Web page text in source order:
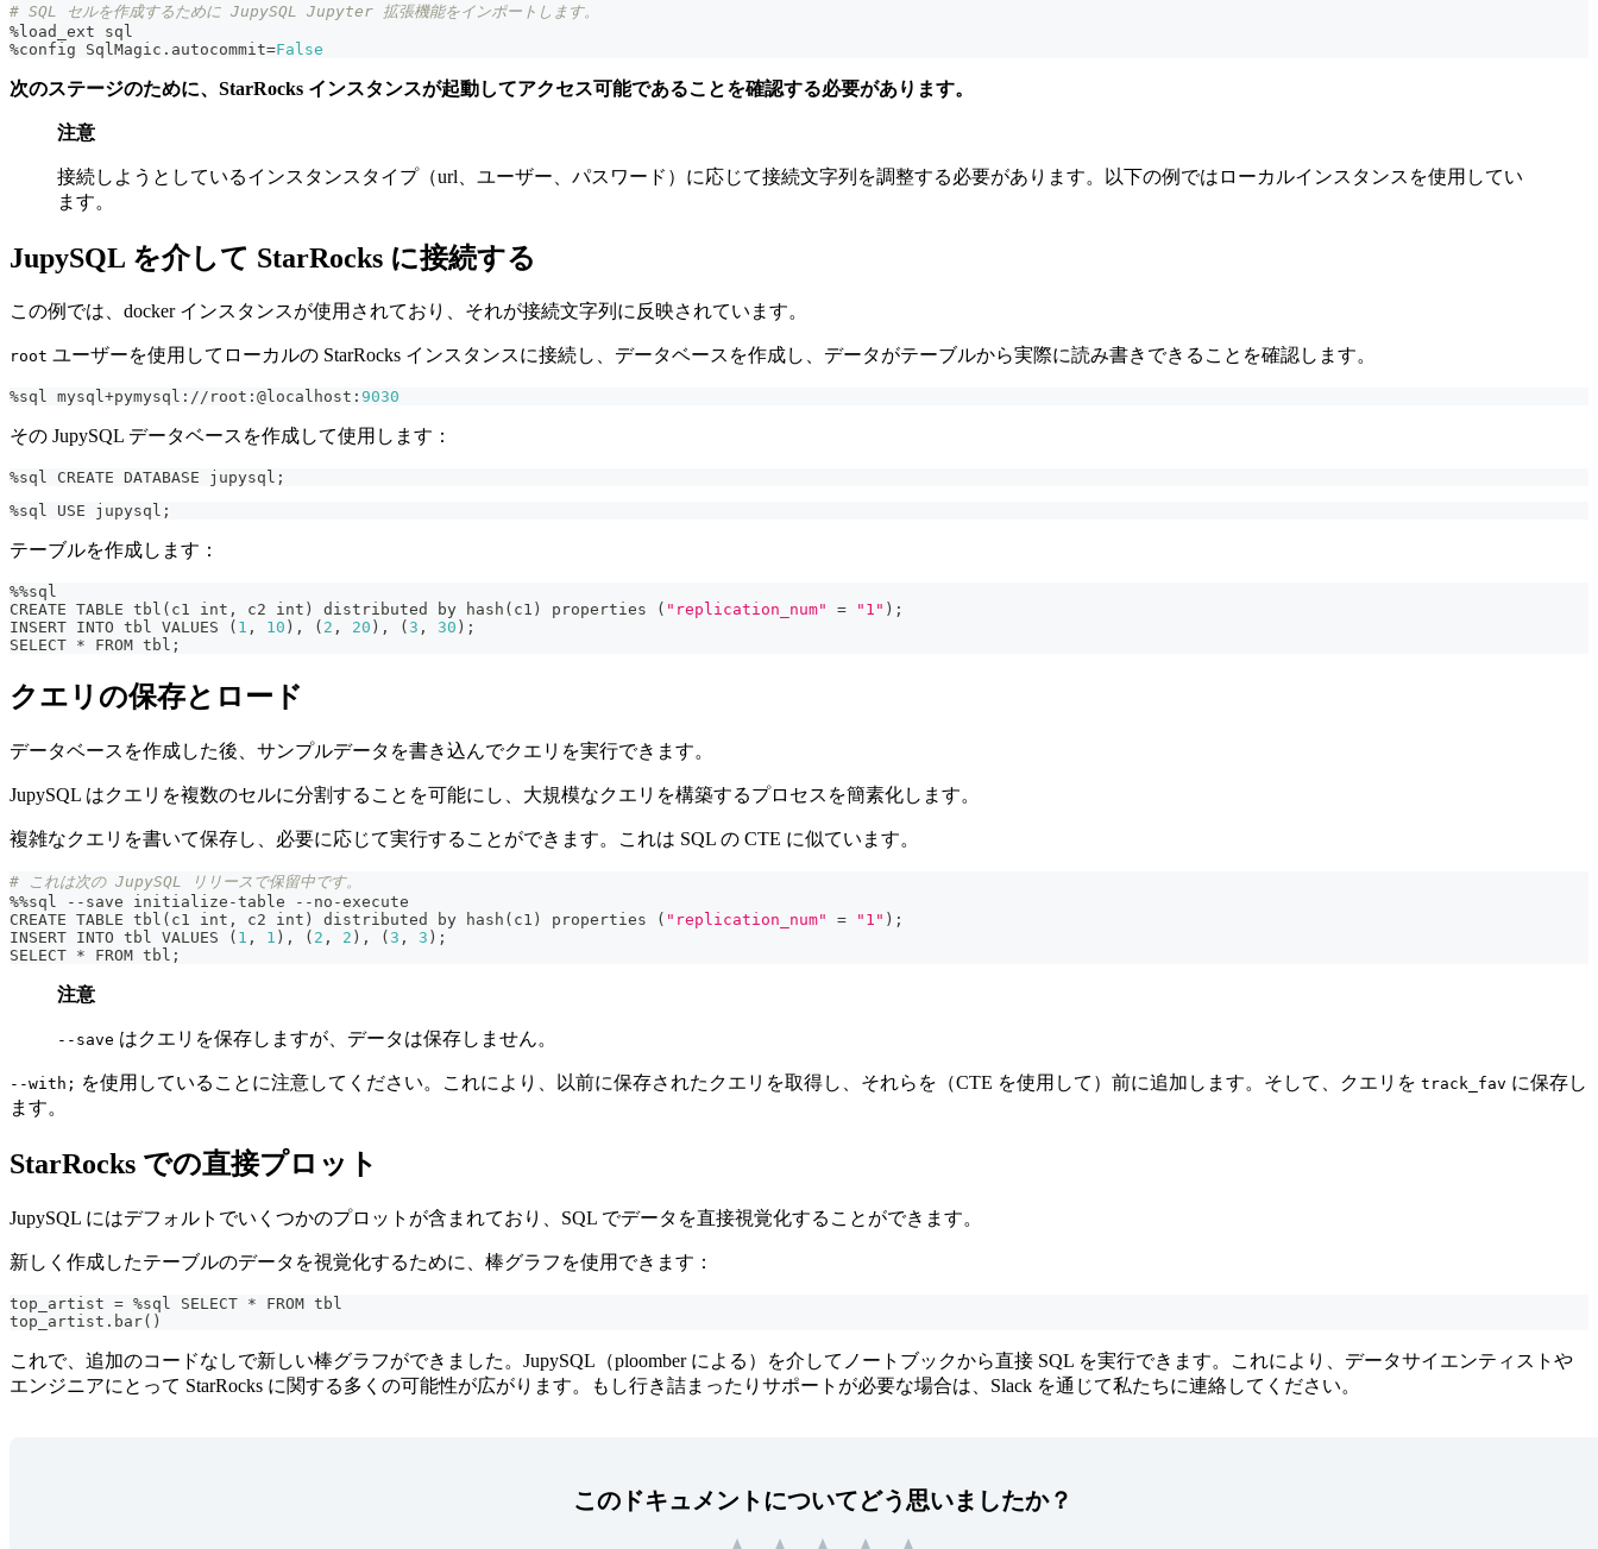
# SQL セルを作成するために JupySQL Jupyter 拡張機能をインポートします。
%load_ext sql
%config SqlMagic . autocommit=False
次のステージのために、StarRocks インスタンスが起動してアクセス可能であることを確認する必要があります。
注意
接続しようとしているインスタンスタイプ（url、ユーザー、パスワード）に応じて接続文字列を調整する必要があります。以下の例ではローカルインスタンスを使用してい
ます。
JupySQL を介して StarRocks に接続する
この例では、docker インスタンスが使用されており、それが接続文字列に反映されています。
root ユーザーを使用してローカルの StarRocks インスタンスに接続し、データベースを作成し、データがテーブルから実際に読み書きできることを確認します。
%sql mysql+pymysql : // root : @localhost : 9030
その JupySQL データベースを作成して使用します：
%sql CREATE DATABASE jupysql ;
%sql USE jupysql ;
テーブルを作成します：
%%sql
CREATE TABLE tbl ( c1 int , c2 int ) distributed by hash ( c1 ) properties ( "replication_num" = "1" ) ;
INSERT INTO tbl VALUES
( 1 , 10 ) , ( 2 , 20 ) , ( 3 , 30 ) ;
SELECT * FROM tbl ;
クエリの保存とロード
データベースを作成した後、サンプルデータを書き込んでクエリを実行できます。
JupySQL はクエリを複数のセルに分割することを可能にし、大規模なクエリを構築するプロセスを簡素化します。
複雑なクエリを書いて保存し、必要に応じて実行することができます。これは SQL の CTE に似ています。
# これは次の JupySQL リリースで保留中です。
%%sql - - save initialize -table - - no -execute
CREATE TABLE tbl ( c1 int , c2 int ) distributed by hash ( c1 ) properties ( "replication_num" = "1" ) ;
INSERT INTO tbl VALUES
( 1 , 1 ) , ( 2 , 2 ) , ( 3 , 3 ) ;
SELECT * FROM tbl ;
注意
--save はクエリを保存しますが、データは保存しません。
--with; を使用していることに注意してください。これにより、以前に保存されたクエリを取得し、それらを（CTE を使用して）前に追加します。そして、クエリを track_fav に保存し
ます。
StarRocks での直接プロット
JupySQL にはデフォルトでいくつかのプロットが含まれており、SQL でデータを直接視覚化することができます。
新しく作成したテーブルのデータを視覚化するために、棒グラフを使用できます：
top_artist = %sql SELECT * FROM tbl
top_artist . bar( )
これで、追加のコードなしで新しい棒グラフができました。JupySQL（ploomber による）を介してノートブックから直接 SQL を実行できます。これにより、データサイエンティストや
エンジニアにとって StarRocks に関する多くの可能性が広がります。もし行き詰まったりサポートが必要な場合は、Slack を通じて私たちに連絡してください。
このドキュメントについてどう思いましたか？